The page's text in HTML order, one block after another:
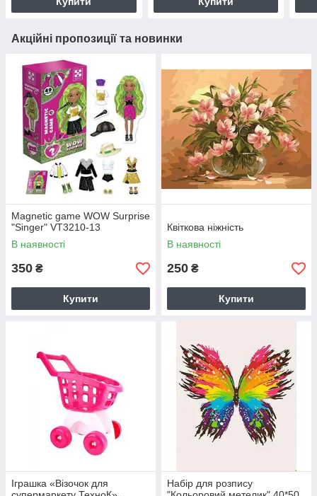
Акційні пропозиції та новинки
Magnetic game WOW Surprise
"Singer" VT3210-13
В наявності
350 ₴
Купити
Квіткова ніжність
В наявності
250 ₴
Купити
Іграшка «Візочок для
Набір для розпису